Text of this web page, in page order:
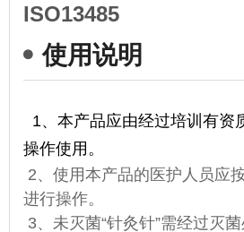
ISO13485
使用说明
1、 本产品应由经过培训有资
操作使用。
2、使用本产品的医护人员应
进行操作。
3、未灭菌“针灸针”需经过灭